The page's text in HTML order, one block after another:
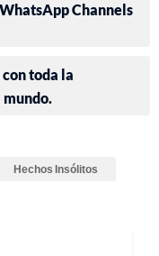
Channels
toda la
Hechos Insólitos